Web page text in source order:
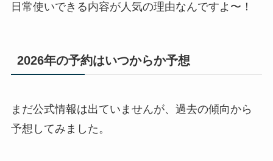
日常使いできる内容が人気の理由なんですよ〜！
2026年の予約はいつからか予想
まだ公式情報は出ていませんが、過去の傾向から
予想してみました。